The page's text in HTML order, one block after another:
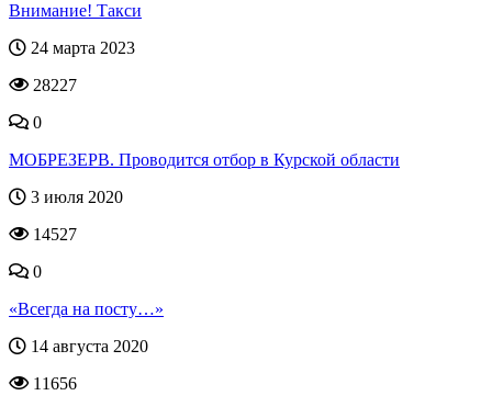
Внимание! Такси
24 марта 2023
28227
0
МОБРЕЗЕРВ. Проводится отбор в Курской области
3 июля 2020
14527
0
«Всегда на посту…»
14 августа 2020
11656